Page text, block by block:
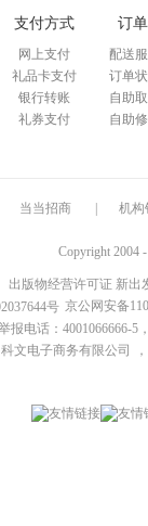
支付方式
网上支付
礼品卡支付
银行转账
礼券支付
订
配送
订单
自助
自助
当当招商 机构
Copyright 2004
出版物经营许可证 新出
京公网安备
报电话：4001066666-5
文电子商务有限公司